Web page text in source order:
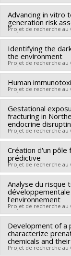
Grant programs:
2028 - Volet 2:
expérimental et
Lead researcher :
Co-researchers :
Funding sources:
Grant programs:
Advancing in vitro
generation risk
Projet de recherche au
Lead researcher :
Funding sources:
naturelles et génie
Grant programs:
International
Identifying the
the environment
Projet de recherche au
Lead researcher :
Co-researchers :
Jinxia Liu,
Funding sources:
interorganismes à
Grant programs:
recherche -
Human
Projet de recherche au
Lead researcher :
Co-researchers :
Funding sources:
Grant programs:
Gestational
fracturing in
endocrine
Projet de recherche au
Lead researcher :
Co-researchers :
Sami Haddad,
,Cathy Vaillancourt
Jonathan Chevrier
Élyse Caron-
Funding sources:
Canada
Grant programs:
Création d'un pôle
prédictive
Projet de recherche au
Lead researcher :
Co-researchers :
Funding sources:
Nature et
Grant programs:
Champlain (volet
Analyse du risque
l'environnement
Projet de recherche au
Lead researcher :
Funding sources:
Santé (FRSQ)
Development of a
characterize
chemicals and
Projet de recherche au